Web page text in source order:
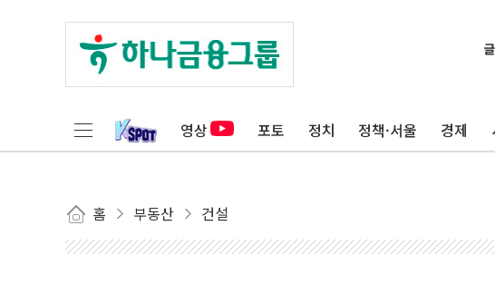
영상 포토 정치 정책·서울 경제
홈 부동산 건설